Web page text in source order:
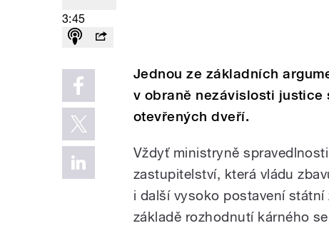
3:45
Jednou ze základních
v obraně nezávislosti
otevřených dveří.
Vždyť ministryně
zastupitelství, která vládu
i další vysoko postavení
základě rozhodnutí kárného